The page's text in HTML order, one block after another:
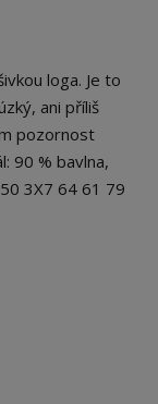
loga. Je to
ani příliš
pozornost
90 % bavlna,
3X7 64 61 79